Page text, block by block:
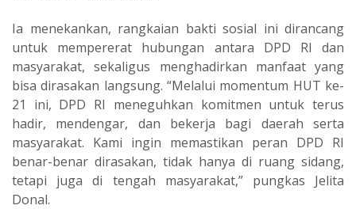
‎Ia menekankan, rangkaian bakti sosial ini dirancang
untuk mempererat hubungan antara DPD RI dan
masyarakat, sekaligus menghadirkan manfaat yang
bisa dirasakan langsung. “Melalui momentum HUT ke-
21 ini, DPD RI meneguhkan komitmen untuk terus
hadir, mendengar, dan bekerja bagi daerah serta
masyarakat. Kami ingin memastikan peran DPD RI
benar-benar dirasakan, tidak hanya di ruang sidang,
tetapi juga di tengah masyarakat,” pungkas Jelita
Donal.